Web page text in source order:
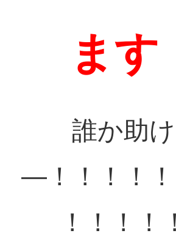
ます
誰か助
―！！！！！
！！！！